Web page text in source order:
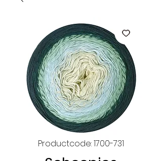
Productcode: 1700-731